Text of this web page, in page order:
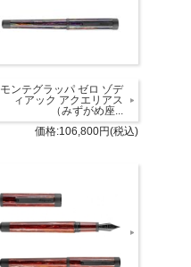
モンテグラッパ ゼロ ゾデ
ィアック アクエリアス
（みずがめ座...
価格:106,800円(税込)